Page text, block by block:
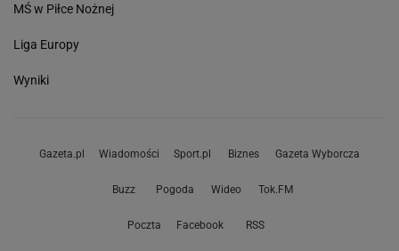
MŚ w Piłce Nożnej
Liga Europy
Wyniki
Gazeta.pl Wiadomości Sport.pl Biznes Gazeta Wyborcza
Buzz Pogoda Wideo Tok.FM
Poczta Facebook RSS